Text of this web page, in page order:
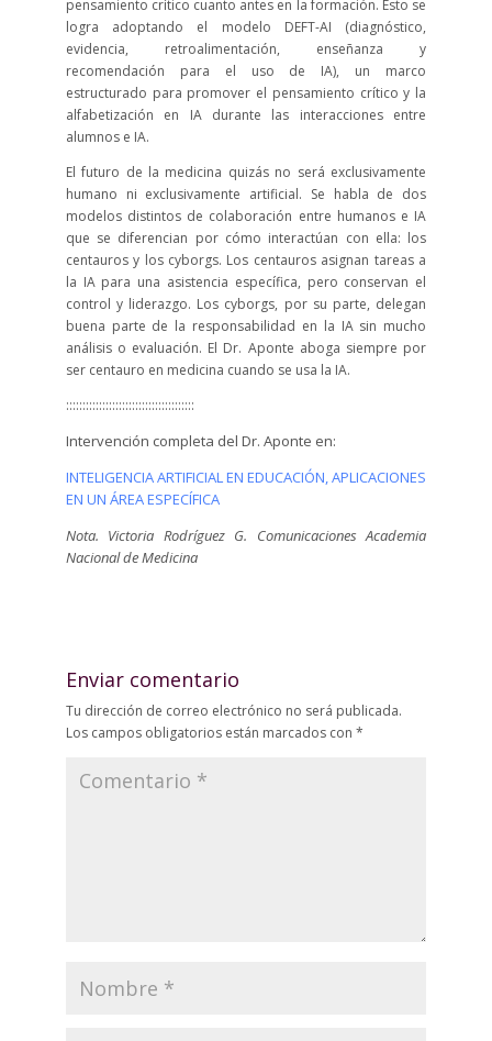
pensamiento crítico cuanto antes en la formación. Esto se
logra adoptando el modelo DEFT-AI (diagnóstico,
evidencia, retroalimentación, enseñanza y
recomendación para el uso de IA), un marco
estructurado para promover el pensamiento crítico y la
alfabetización en IA durante las interacciones entre
alumnos e IA.
El futuro de la medicina quizás no será exclusivamente
humano ni exclusivamente artificial. Se habla de dos
modelos distintos de colaboración entre humanos e IA
que se diferencian por cómo interactúan con ella: los
centauros y los cyborgs. Los centauros asignan tareas a
la IA para una asistencia específica, pero conservan el
control y liderazgo. Los cyborgs, por su parte, delegan
buena parte de la responsabilidad en la IA sin mucho
análisis o evaluación. El Dr. Aponte aboga siempre por
ser centauro en medicina cuando se usa la IA.
:::::::::::::::::::::::::::::::::::::::
Intervención completa del Dr. Aponte en:
INTELIGENCIA ARTIFICIAL EN EDUCACIÓN, APLICACIONES
EN UN ÁREA ESPECÍFICA
Nota. Victoria Rodríguez G. Comunicaciones Academia
Nacional de Medicina
Enviar comentario
Tu dirección de correo electrónico no será publicada.
Los campos obligatorios están marcados con *